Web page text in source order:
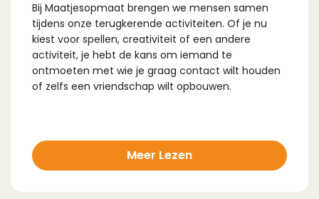
Bij Maatjesopmaat brengen we mensen samen
tijdens onze terugkerende activiteiten. Of je nu
kiest voor spellen, creativiteit of een andere
activiteit, je hebt de kans om iemand te
ontmoeten met wie je graag contact wilt houden
of zelfs een vriendschap wilt opbouwen.
Meer Lezen